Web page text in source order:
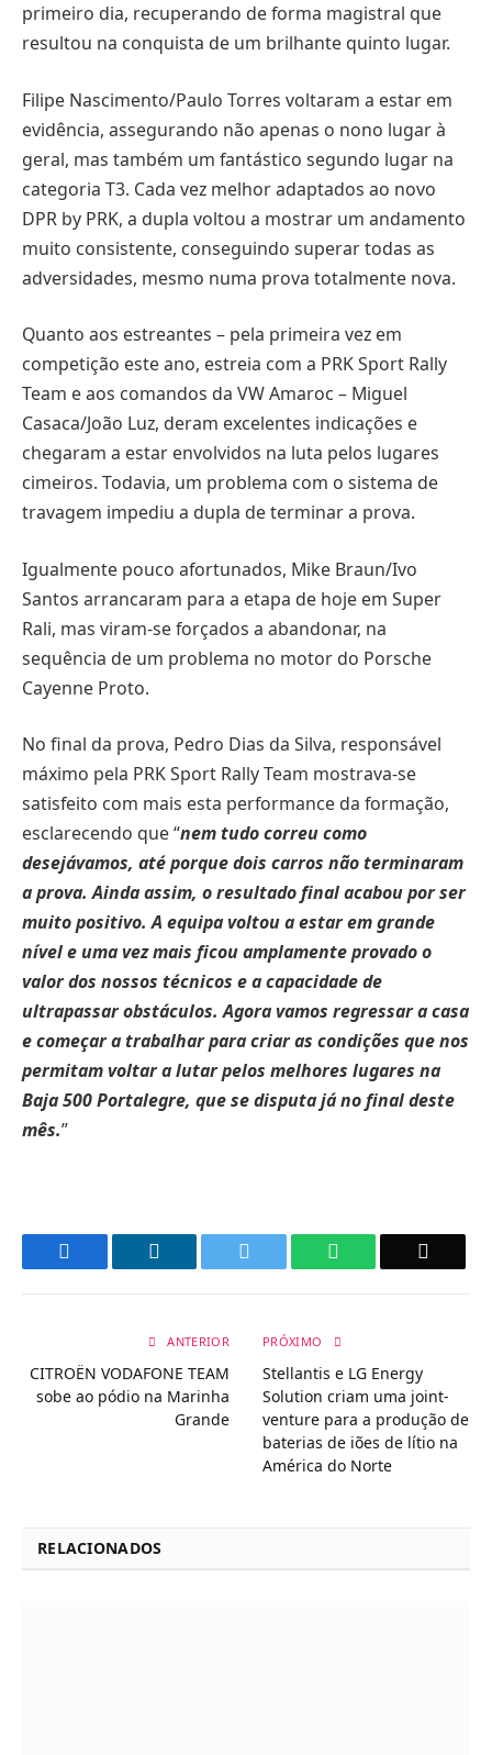
primeiro dia, recuperando de forma magistral que
resultou na conquista de um brilhante quinto lugar.
Filipe Nascimento/Paulo Torres voltaram a estar em
evidência, assegurando não apenas o nono lugar à
geral, mas também um fantástico segundo lugar na
categoria T3. Cada vez melhor adaptados ao novo
DPR by PRK, a dupla voltou a mostrar um andamento
muito consistente, conseguindo superar todas as
adversidades, mesmo numa prova totalmente nova.
Quanto aos estreantes – pela primeira vez em
competição este ano, estreia com a PRK Sport Rally
Team e aos comandos da VW Amaroc – Miguel
Casaca/João Luz, deram excelentes indicações e
chegaram a estar envolvidos na luta pelos lugares
cimeiros. Todavia, um problema com o sistema de
travagem impediu a dupla de terminar a prova.
Igualmente pouco afortunados, Mike Braun/Ivo
Santos arrancaram para a etapa de hoje em Super
Rali, mas viram-se forçados a abandonar, na
sequência de um problema no motor do Porsche
Cayenne Proto.
No final da prova, Pedro Dias da Silva, responsável
máximo pela PRK Sport Rally Team mostrava-se
satisfeito com mais esta performance da formação,
esclarecendo que “nem tudo correu como
desejávamos, até porque dois carros não terminaram
a prova. Ainda assim, o resultado final acabou por ser
muito positivo. A equipa voltou a estar em grande
nível e uma vez mais ficou amplamente provado o
valor dos nossos técnicos e a capacidade de
ultrapassar obstáculos. Agora vamos regressar a casa
e começar a trabalhar para criar as condições que nos
permitam voltar a lutar pelos melhores lugares na
Baja 500 Portalegre, que se disputa já no final deste
mês.”
WhatsApp
ANTERIOR
CITROËN VODAFONE TEAM
sobe ao pódio na Marinha
Grande
PRÓXIMO
Stellantis e LG Energy
Solution criam uma joint-
venture para a produção de
baterias de iões de lítio na
América do Norte
RELACIONADOS